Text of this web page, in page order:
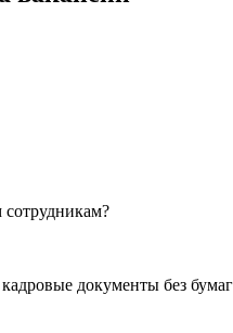
документы без